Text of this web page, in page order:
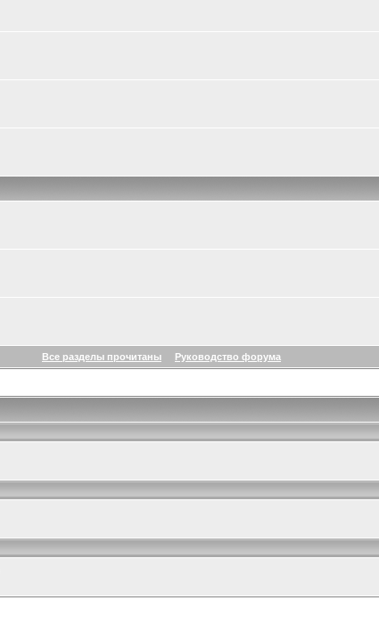
Все разделы прочитаны Руководство форума